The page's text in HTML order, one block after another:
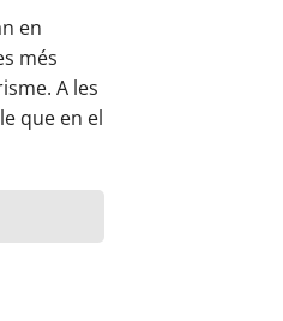
en
més
A les
que en el